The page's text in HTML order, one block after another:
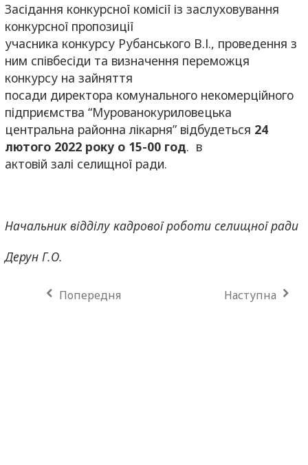
Засідання конкурсної комісії із заслуховування
конкурсної пропозиції
учасника конкурсу Рубанського В.І., проведення з
ним співбесіди та визначення переможця
конкурсу на зайняття
посади директора комунального некомерційного
підприємства “Мурованокуриловецька
центральна районна лікарня” відбудеться 24
лютого2022року о 15-00 год. в
актовій залі селищної ради.
Начальник відділу кадрової роботи селищної ради
Дерун Г.О.
Попередня Наступна